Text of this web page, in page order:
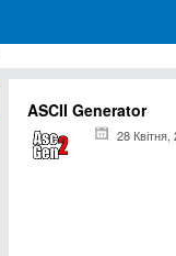
для Windows
ASCII Generator
28 Квітня,